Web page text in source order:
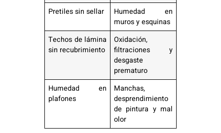
Pretiles sin sellar
Humedad en
muros y esquinas
Techos de lámina
sin recubrimiento
Oxidación,
filtraciones y
desgaste
prematuro
Humedad en
plafones
Manchas,
desprendimiento
de pintura y mal
olor